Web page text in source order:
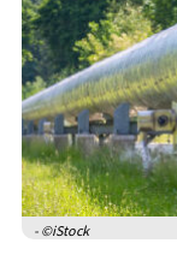
- ©iStock